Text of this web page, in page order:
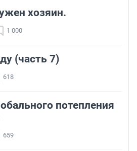
хозяин.
1 000
(часть 7)
618
потепления
659